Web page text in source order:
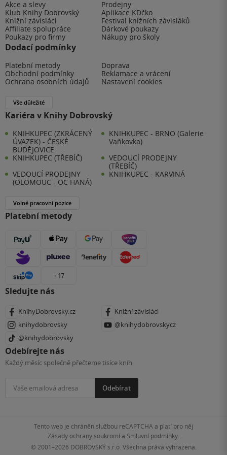
Akce a slevy
Prodejny
Klub Knihy Dobrovský
Aplikace KDčko
Knižní závisláci
Festival knižních závisláků
Affiliate spolupráce
Dárkové poukazy
Poukazy pro firmy
Nákupy pro školy
Dodací podmínky
Platební metody
Doprava
Obchodní podmínky
Reklamace a vrácení
Ochrana osobních údajů
Nastavení cookies
Vše důležité
Kariéra v Knihy Dobrovský
KNIHKUPEC (ZKRÁCENÝ
ÚVAZEK) - ČESKÉ
BUDĚJOVICE
KNIHKUPEC - BRNO (Galerie
Vaňkovka)
KNIHKUPEC (TŘEBÍČ)
VEDOUCÍ PRODEJNY
(TŘEBÍČ)
VEDOUCÍ PRODEJNY
(OLOMOUC - OC HANÁ)
KNIHKUPEC - KARVINÁ
Volné pracovní pozice
Platební metody
+ 17
Sledujte nás
KnihyDobrovsky.cz
Knižní závisláci
knihydobrovsky
@knihydobrovskycz
@knihydobrovsky
Odebírejte nás
Každý měsíc společně přečteme tisíce knih
Odebírat
Tento web je chráněn službou reCAPTCHA a platí pro něj
Zásady ochrany soukromía Smluvní podmínky
© 2001–2026 DOBROVSKÝ s.r.o. Všechna práva vyhrazena.